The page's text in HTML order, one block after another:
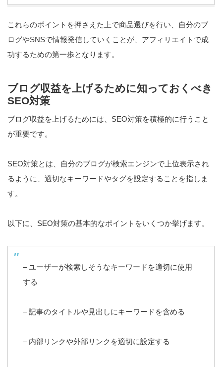
これらのポイントを押さえた上で商品選びを行い、自分のブ
ログやSNSで情報発信していくことが、アフィリエイトで成
功するための第一歩となります。
ブログ収益を上げるために知っておくべき
SEO対策
ブログ収益を上げるためには、SEO対策を積極的に行うこと
が重要です。
SEO対策とは、自分のブログが検索エンジンで上位表示され
るように、適切なキーワードやタグを設定することを指しま
す。
以下に、SEO対策の基本的なポイントをいくつか挙げます。
– ユーザーが検索しそうなキーワードを適切に使用
する
– 記事のタイトルや見出しにキーワードを含める
– 内部リンクや外部リンクを適切に設定する